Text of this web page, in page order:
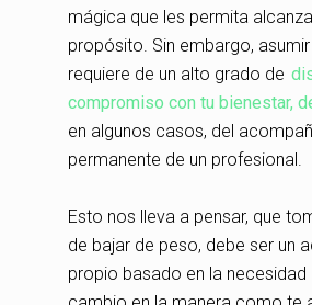
mágica que les permita
propósito. Sin embargo,
requiere de un alto grado de
compromiso con tu bienestar,
en algunos casos, del
permanente de un profesional.
Esto nos lleva a pensar, que
de bajar de peso, debe ser un
propio basado en la necesidad